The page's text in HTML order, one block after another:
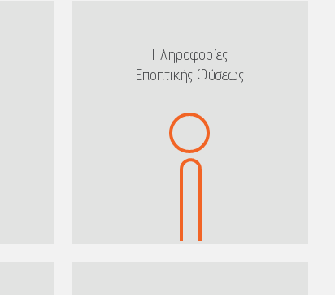
Πληροφορίες
Εποπτικής Φύσεως